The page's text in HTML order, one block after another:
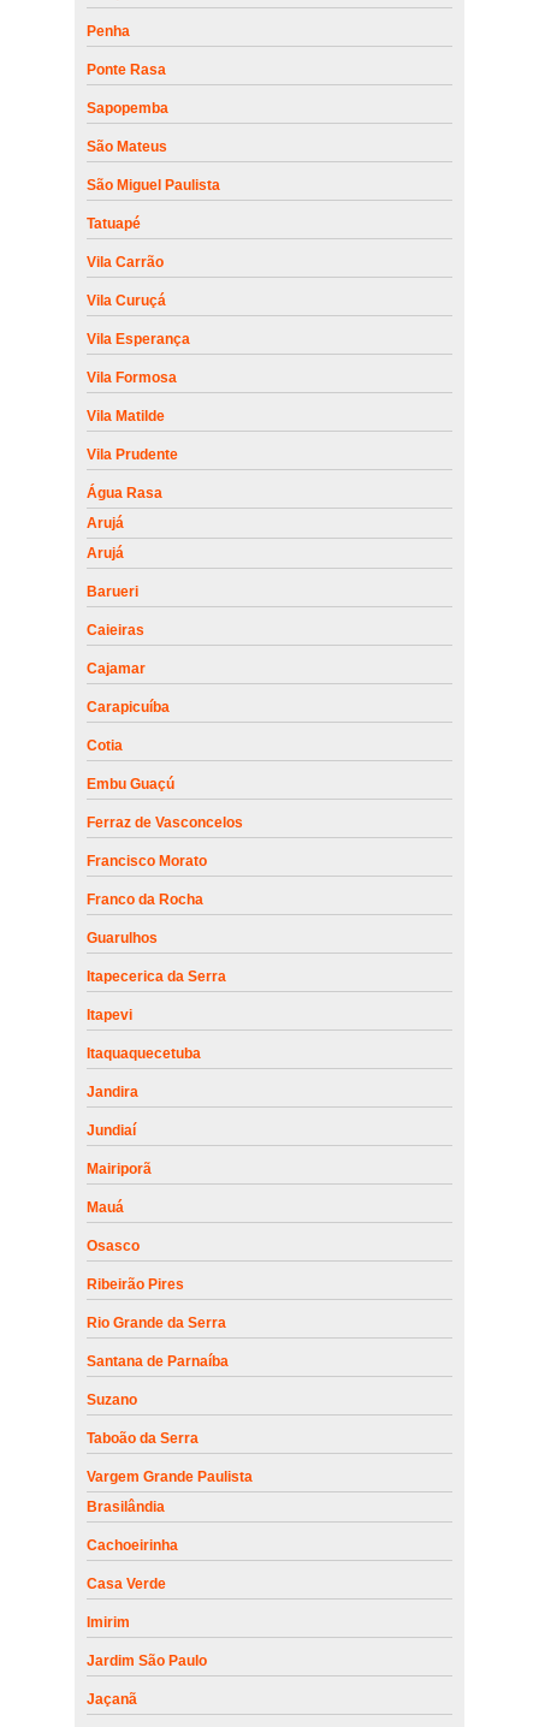
Penha
Ponte Rasa
Sapopemba
São Mateus
São Miguel Paulista
Tatuapé
Vila Carrão
Vila Curuçá
Vila Esperança
Vila Formosa
Vila Matilde
Vila Prudente
Água Rasa
Arujá
Arujá
Barueri
Caieiras
Cajamar
Carapicuíba
Cotia
Embu Guaçú
Ferraz de Vasconcelos
Francisco Morato
Franco da Rocha
Guarulhos
Itapecerica da Serra
Itapevi
Itaquaquecetuba
Jandira
Jundiaí
Mairiporã
Mauá
Osasco
Ribeirão Pires
Rio Grande da Serra
Santana de Parnaíba
Suzano
Taboão da Serra
Vargem Grande Paulista
Brasilândia
Cachoeirinha
Casa Verde
Imirim
Jardim São Paulo
Jaçanã